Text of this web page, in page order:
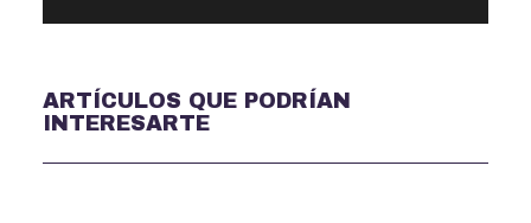
ARTÍCULOS QUE PODRÍAN
INTERESARTE